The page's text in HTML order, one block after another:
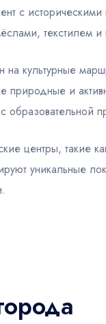
с историческими
текстилем
на культурные
природные и
образовательной
центры, такие
уникальные